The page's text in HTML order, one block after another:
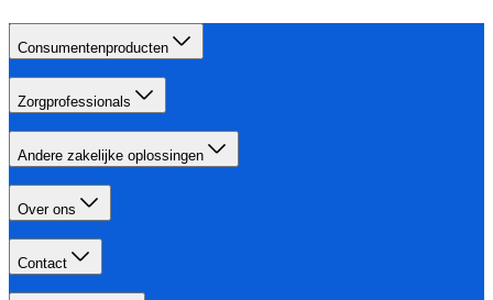
Consumentenproducten
Zorgprofessionals
Andere zakelijke oplossingen
Over ons
Contact